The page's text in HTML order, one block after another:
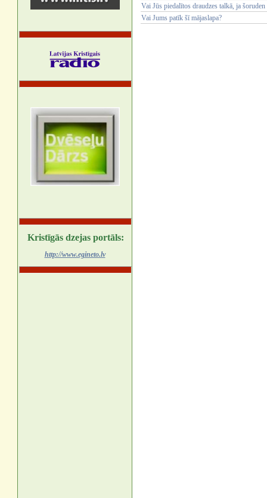
Kristīgās dzejas portāls:
http://www.egineto.lv
Vai Jūs piedalītos draudzes talkā, ja
Vai Jums patīk šī mājaslapa?